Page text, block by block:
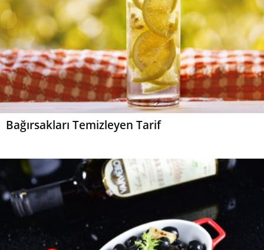
Bağırsakları Temizleyen Tarif